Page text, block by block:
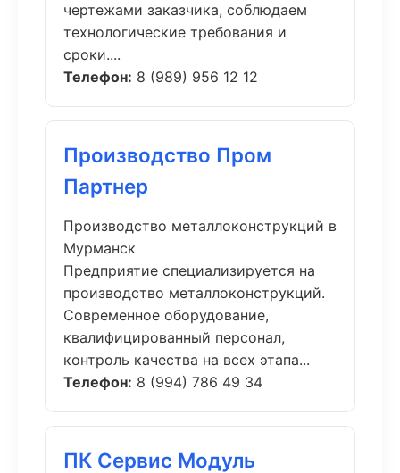
чертежами заказчика, соблюдаем
технологические требования и
сроки....
Телефон: 8 (989) 956 12 12
Производство Пром
Партнер
Производство металлоконструкций в
Мурманск
Предприятие специализируется на
производство металлоконструкций.
Современное оборудование,
квалифицированный персонал,
контроль качества на всех этапа...
Телефон: 8 (994) 786 49 34
ПК Сервис Модуль